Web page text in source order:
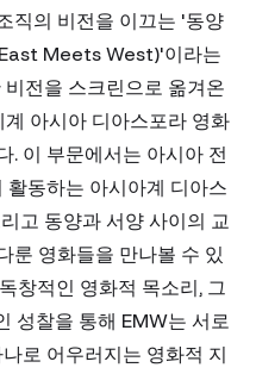
직의 비전을 이끄는 '동양
Meets West)'이라는
전을 스크린으로 옮겨온
아시아 디아스포라 영화
. 이 부문에서는 아시아 전
활동하는 아시아계 디아스
고 동양과 서양 사이의 교
룬 영화들을 만나볼 수 있
창적인 영화적 목소리, 그
성찰을 통해 EMW는 서로
로 어우러지는 영화적 지